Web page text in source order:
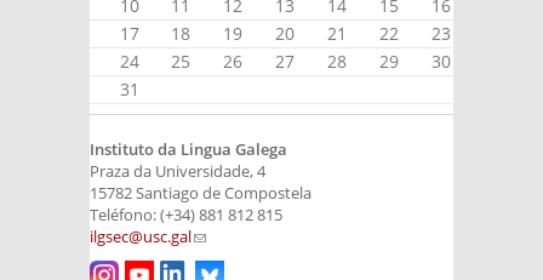
10
11 12 13 14 15
16
17
18 19 20 21 22
23
24
25 26 27 28 29
30
31
Instituto da Lingua Galega
Praza da Universidade, 4
15782 Santiago de Compostela
Teléfono: (+34) 881 812 815
ilgsec@usc.gal(link sends e-mail)